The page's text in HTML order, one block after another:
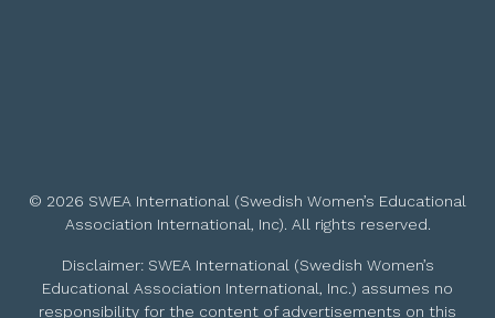
© 2026 SWEA International (Swedish Women’s Educational
Association International, Inc). All rights reserved.
Disclaimer: SWEA International (Swedish Women’s
Educational Association International, Inc.) assumes no
responsibility for the content of advertisements on this